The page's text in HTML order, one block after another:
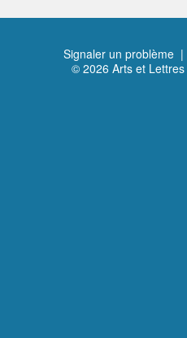
Signaler un problème |
© 2026 Arts et Lettres